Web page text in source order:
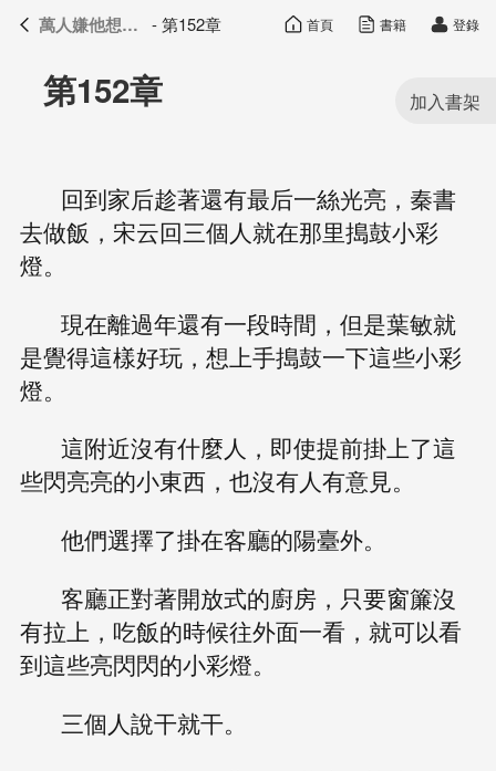
萬人嫌他想開了 目錄
第152章
回到家后趁著還有最后一絲光亮，秦書
去做飯，宋云回三個人就在那里搗鼓小彩
燈。
現在離過年還有一段時間，但是葉敏就
是覺得這樣好玩，想上手搗鼓一下這些小彩
燈。
這附近沒有什麼人，即使提前掛上了這
些閃亮亮的小東西，也沒有人有意見。
他們選擇了掛在客廳的陽臺外。
客廳正對著開放式的廚房，只要窗簾沒
有拉上，吃飯的時候往外面一看，就可以看
到這些亮閃閃的小彩燈。
三個人說干就干。
萬人嫌他想開了 - 第152章 首頁 書籍 登錄